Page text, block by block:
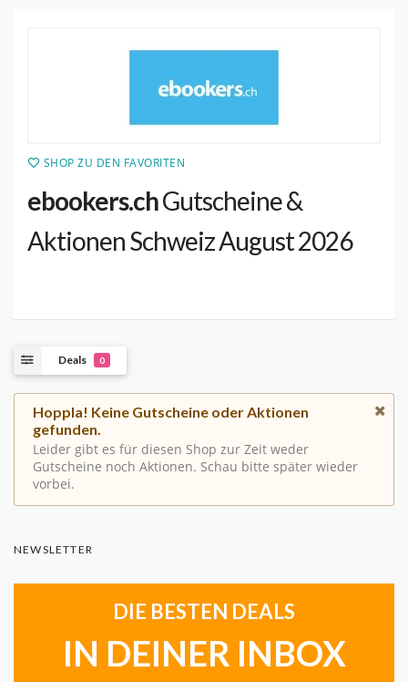
SHOP ZU DEN FAVORITEN
ebookers.chGutscheine &
Aktionen Schweiz August 2026
Deals 0
Hoppla! Keine Gutscheine oder Aktionen
gefunden.
Leider gibt es für diesen Shop zur Zeit weder
Gutscheine noch Aktionen. Schau bitte später wieder
vorbei.
NEWSLETTER
DIE BESTEN DEALS
IN DEINER INBOX